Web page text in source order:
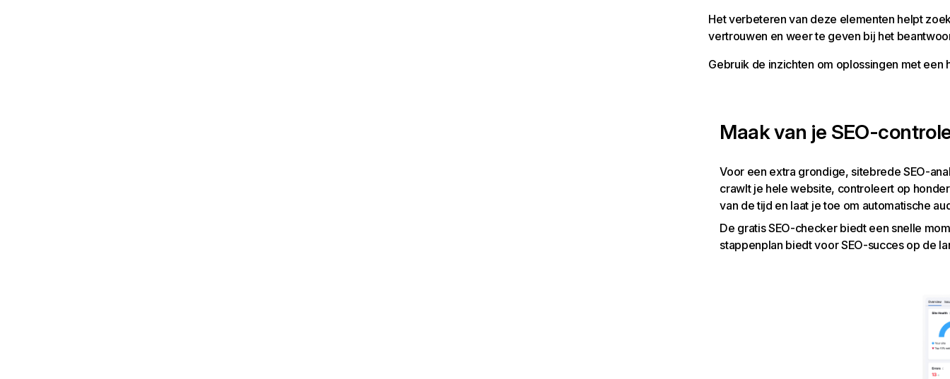
Het verbeteren van deze elementen helpt
vertrouwen en weer te geven bij het
Gebruik de inzichten om oplossingen met
Maak van je SEO-
Voor een extra grondige, sitebrede SEO-
crawlt je hele website, controleert op
van de tijd en laat je toe om automatische
De gratis SEO-checker biedt een snelle
stappenplan biedt voor SEO-succes op de